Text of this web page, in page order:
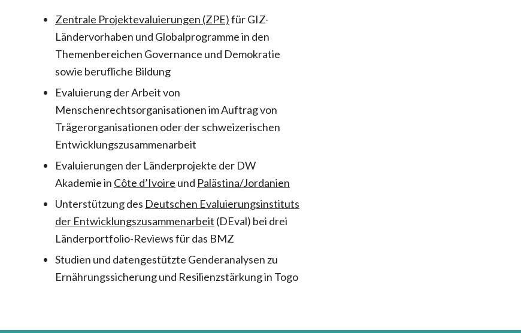
Zentrale Projektevaluierungen (ZPE)für GIZ-
Ländervorhaben und Globalprogramme in den
Themenbereichen Governance und Demokratie
sowie berufliche Bildung
Evaluierung der Arbeit von
Menschenrechtsorganisationen im Auftrag von
Trägerorganisationen oder der schweizerischen
Entwicklungszusammenarbeit
Evaluierungen der Länderprojekte der DW
Akademie in Côte d’Ivoire und Palästina/Jordanien
Unterstützung des Deutschen Evaluierungsinstituts
der Entwicklungszusammenarbeit (DEval) bei drei
Länderportfolio-Reviews für das BMZ
Studien und datengestützte Genderanalysen zu
Ernährungssicherung und Resilienzstärkung in Togo